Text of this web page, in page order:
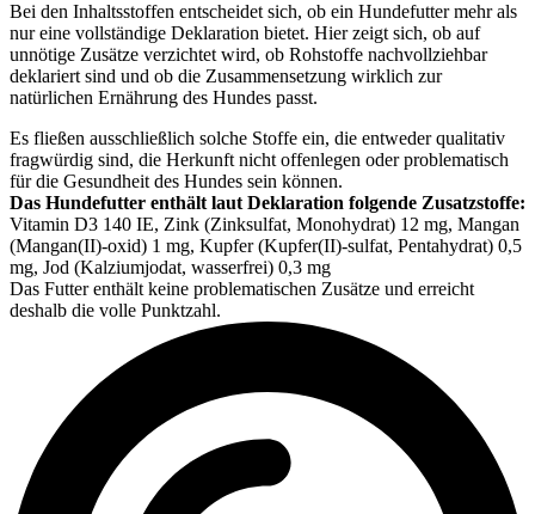
Bei den Inhaltsstoffen entscheidet sich, ob ein Hundefutter mehr als
nur eine vollständige Deklaration bietet. Hier zeigt sich, ob auf
unnötige Zusätze verzichtet wird, ob Rohstoffe nachvollziehbar
deklariert sind und ob die Zusammensetzung wirklich zur
natürlichen Ernährung des Hundes passt.
Es fließen ausschließlich solche Stoffe ein, die entweder qualitativ
fragwürdig sind, die Herkunft nicht offenlegen oder problematisch
für die Gesundheit des Hundes sein können.
Das Hundefutter enthält laut Deklaration folgende Zusatzstoffe:
Vitamin D3 140 IE, Zink (Zinksulfat, Monohydrat) 12 mg, Mangan
(Mangan(II)-oxid) 1 mg, Kupfer (Kupfer(II)-sulfat, Pentahydrat) 0,5
mg, Jod (Kalziumjodat, wasserfrei) 0,3 mg
Das Futter enthält keine problematischen Zusätze und erreicht
deshalb die volle Punktzahl.